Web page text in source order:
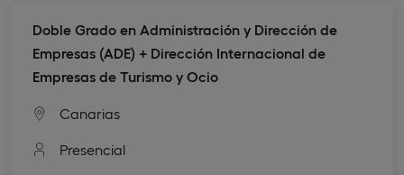
Doble Grado en Administración y Dirección de
Empresas (ADE) + Dirección Internacional de
Empresas de Turismo y Ocio
Canarias
Presencial